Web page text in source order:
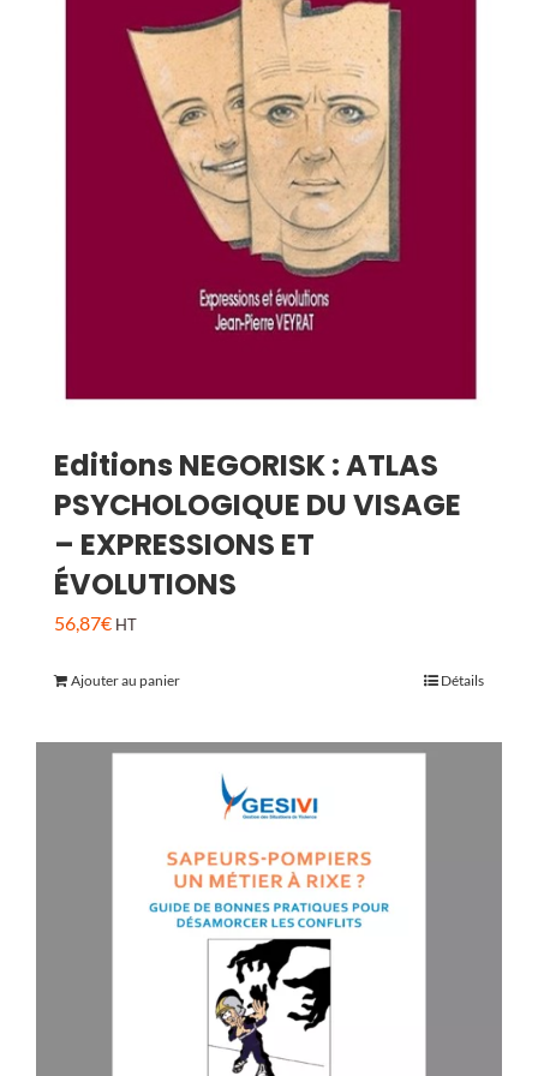
Editions NEGORISK : ATLAS
PSYCHOLOGIQUE DU VISAGE
– EXPRESSIONS ET
ÉVOLUTIONS
56,87€ HT
Ajouter au panier Détails